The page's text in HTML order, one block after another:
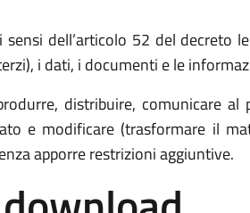
dell’articolo 52 del
i dati, i documenti e le
distribuire, comunicare al
e modificare (trasformare il
apporre restrizioni aggiuntive.